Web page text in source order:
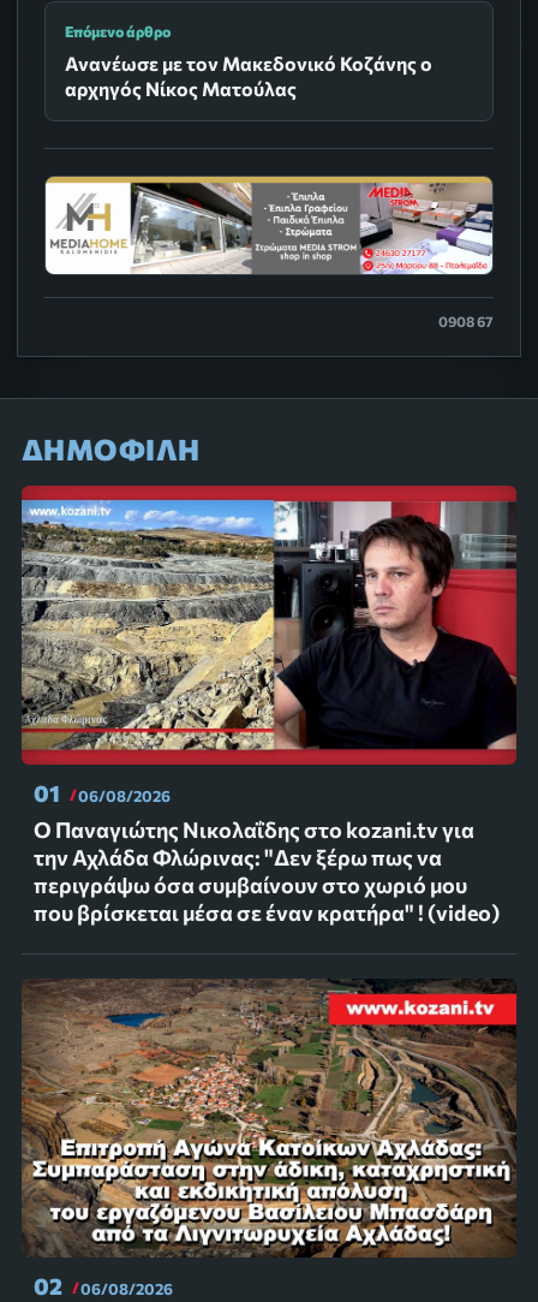
Επόμενο άρθρο
Ανανέωσε με τον Μακεδονικό Κοζάνης ο
αρχηγός Νίκος Ματούλας
0908 67
ΔΗΜΟΦΙΛΗ
01 06/08/2026
Ο Παναγιώτης Νικολαΐδης στο kozani.tv για
την Αχλάδα Φλώρινας: "Δεν ξέρω πως να
περιγράψω όσα συμβαίνουν στο χωριό μου
που βρίσκεται μέσα σε έναν κρατήρα" ! (video)
02 06/08/2026